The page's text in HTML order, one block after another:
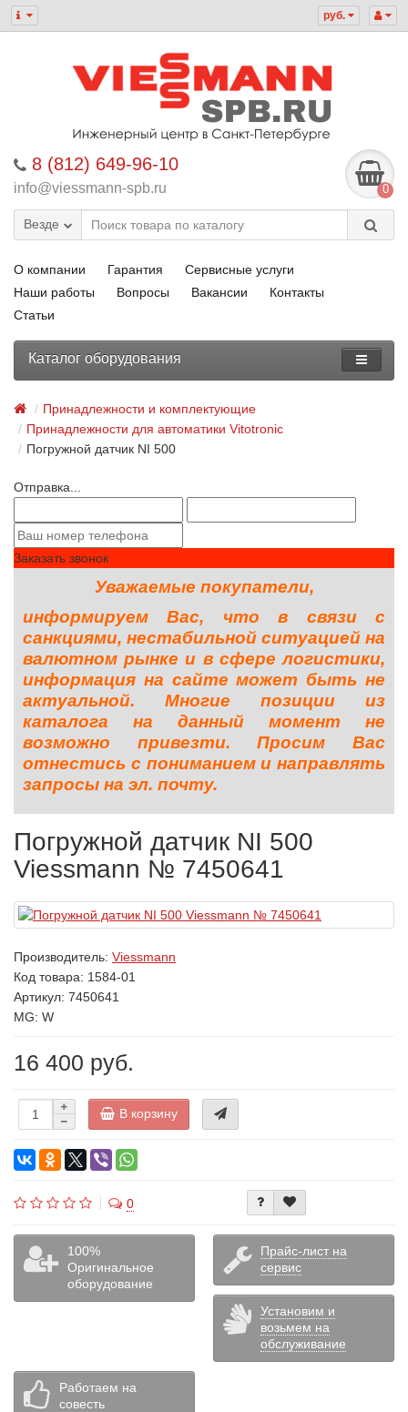
руб.
8 (812) 649-96-10
info@viessmann-spb.ru 0
Везде
О компании Гарантия
Сервисные услуги
Наши работы
Вопросы Вакансии
Контакты
Статьи
Каталог оборудования
Принадлежности и комплектующие
Принадлежности для автоматики Vitotronic
Погружной датчик NI 500
Отправка...
Заказать звонок
Уважаемые покупатели,
информируем Вас, что в связи с
санкциями, нестабильной ситуацией на
валютном рынке и в сфере логистики,
информация на сайте может быть не
актуальной. Многие позиции из
каталога на данный момент не
возможно привезти. Просим Вас
отнестись с пониманием и направлять
запросы на эл. почту.
Погружной датчик NI 500
Viessmann № 7450641
Производитель: Viessmann
Код товара: 1584-01
Артикул: 7450641
MG: W
16 400 руб.
В корзину
0
100%
Оригинальное
оборудование
Прайс-лист на
сервис
Установим и
возьмем на
обслуживание
Работаем на
совесть